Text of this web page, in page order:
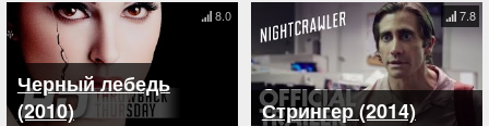
Черный лебедь
(2010)
8.0
Стрингер (2014)
7.8